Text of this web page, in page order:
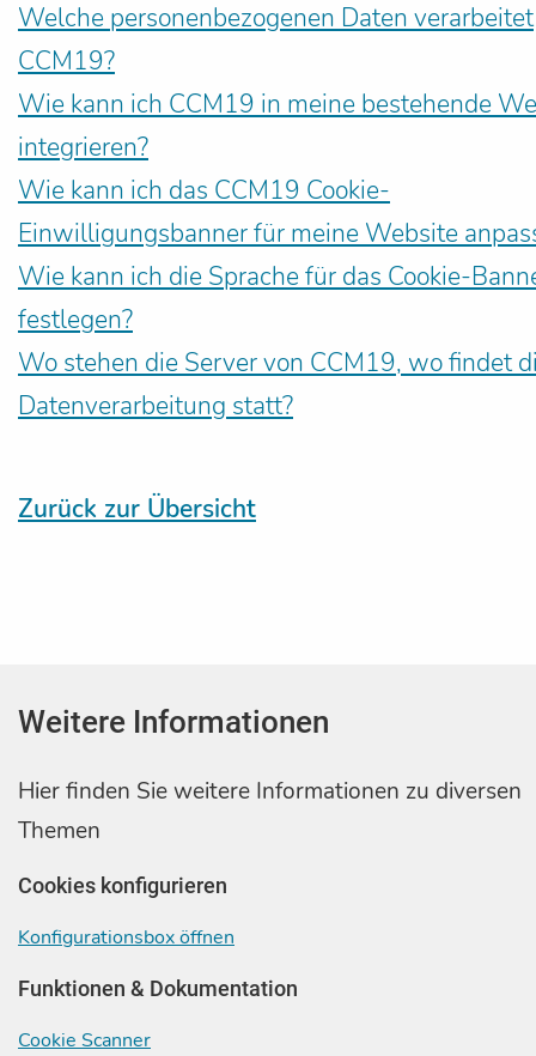
Welche personenbezogenen Daten verarbeitet
CCM19?
Wie kann ich CCM19 in meine bestehende
integrieren?
Wie kann ich das CCM19 Cookie-
Einwilligungsbanner für meine Website
Wie kann ich die Sprache für das Cookie-
festlegen?
Wo stehen die Server von CCM19, wo findet
Datenverarbeitung statt?
Zurück zur Übersicht
Weitere Informationen
Hier finden Sie weitere Informationen zu diversen
Themen
Cookies konfigurieren
Konfigurationsbox öffnen
Funktionen & Dokumentation
Cookie Scanner